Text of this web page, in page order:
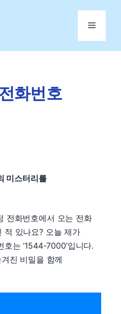
Menu
화번호
미스터리를
전화번호에서 오는 전화
적 있나요? 오늘 제가
는 ‘1544-7000’입니다.
진 비밀을 함께